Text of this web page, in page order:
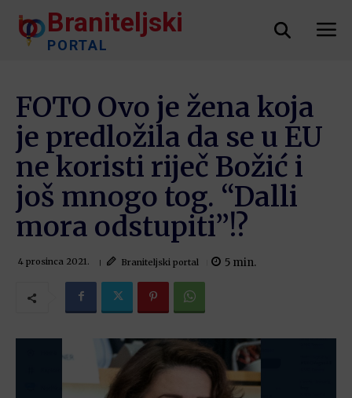
Braniteljski
PORTAL
FOTO Ovo je žena koja
je predložila da se u EU
ne koristi riječ Božić i
još mnogo tog. “Dalli
mora odstupiti”!?
4 prosinca 2021. Braniteljski portal 5 min.